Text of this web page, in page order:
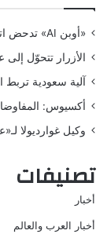
«أوبن AI» تدحض اتهامات «أبل» بسرقة أسرار تجارية
الأزرار تتحوّل إلى
آلية سعودية تربط
أكسيوس:
وكيل غوارديولا
تصنيفات
أخبار
أخبار العرب والعالم